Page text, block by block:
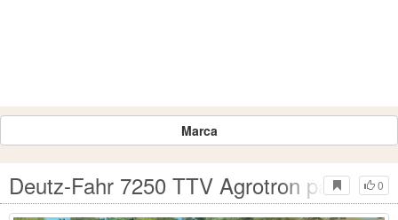
Marca
0
Deutz-Fahr 7250 TTV Agrotron para